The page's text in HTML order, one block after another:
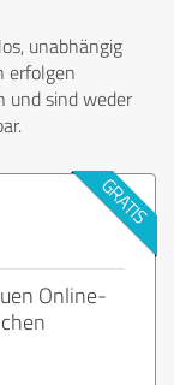
unabhängig
erfolgen
und sind weder
Online-